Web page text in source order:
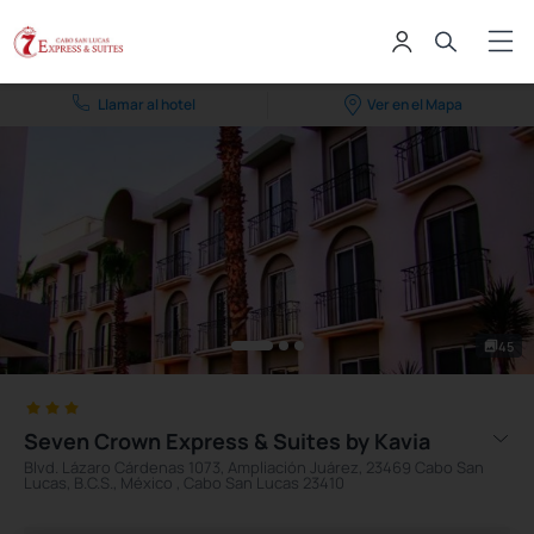
Llamar al hotel Ver en el Mapa
45
Seven Crown Express & Suites by Kavia
Blvd. Lázaro Cárdenas 1073, Ampliación Juárez, 23469 Cabo San
Lucas, B.C.S., México , Cabo San Lucas 23410